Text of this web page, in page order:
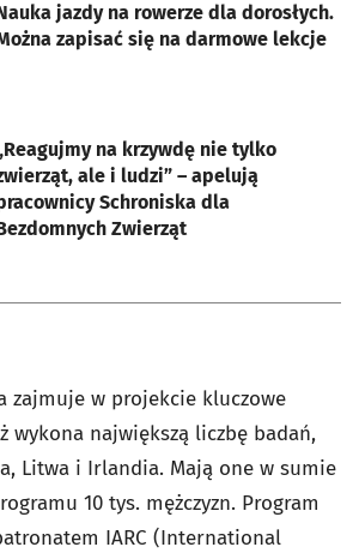
jazdy na rowerze dla dorosłych.
zapisać się na darmowe lekcje
na krzywdę nie tylko
ale i ludzi” – apelują
Schroniska dla
Zwierząt
karcie
zajmuje w projekcie kluczowe
wykona największą liczbę badań,
Litwa i Irlandia. Mają one w sumie
10 tys. mężczyzn. Program
IARC (International